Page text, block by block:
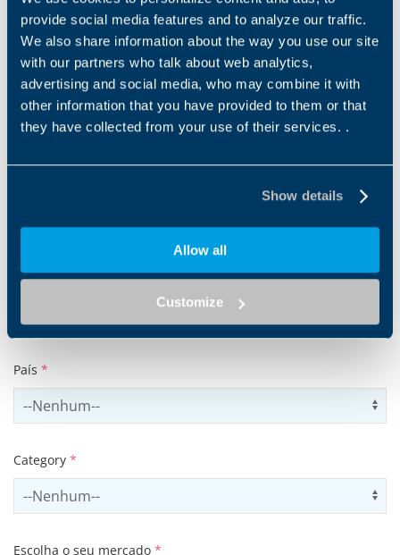
provide social media features and to analyze our traffic.
We also share information about the way you use our site
with our partners who talk about web analytics,
advertising and social media, who may combine it with
other information that you have provided to them or that
they have collected from your use of their services. .
Show details
Allow all
Customize
E-mail*
Tel
Código postal*
País *
Select country
Category *
Select contactCategory
Escolha o seu mercado *